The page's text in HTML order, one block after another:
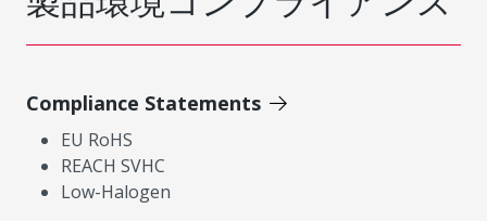
Compliance Statements
EU RoHS
REACH SVHC
Low-Halogen